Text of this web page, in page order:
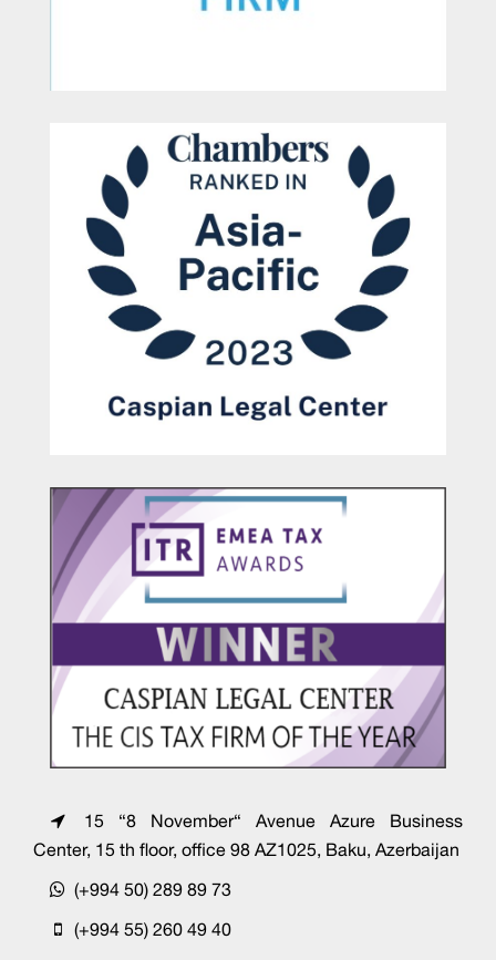
15 “8 November“ Avenue Azure Business
Center, 15 th floor, office 98 AZ1025, Baku, Azerbaijan
(+994 50) 289 89 73
(+994 55) 260 49 40